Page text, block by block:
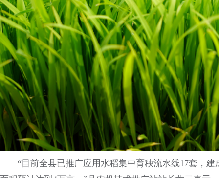
“目前全县已推广应用水稻集中育秧流水线17套，